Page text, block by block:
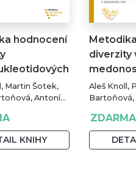
hodnocení
Martin Šotek,
Antonín
KNIHY
diverzity
pomocí…
Aleš Knoll,
Bartoňová,
Tomáš
ZDARMA